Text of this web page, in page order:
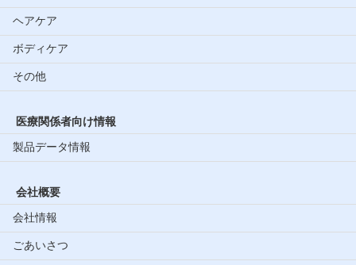
ヘアケア
ボディケア
その他
医療関係者向け情報
製品データ情報
会社概要
会社情報
ごあいさつ